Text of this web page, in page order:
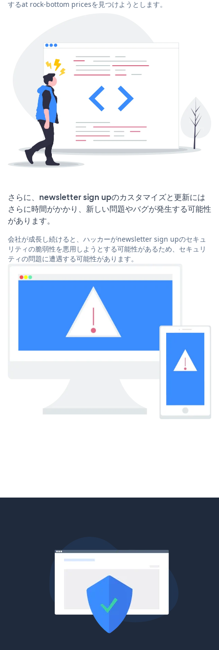
するat rock-bottom pricesを見つけようとします。
さらに、newsletter sign upのカスタマイズと更新には
さらに時間がかかり、新しい問題やバグが発生する可能性
があります。
会社が成長し続けると、ハッカーがnewsletter sign upのセキュ
リティの脆弱性を悪用しようとする可能性があるため、セキュリ
ティの問題に遭遇する可能性があります。